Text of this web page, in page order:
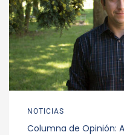
NOTICIAS
Columna de Opinión: